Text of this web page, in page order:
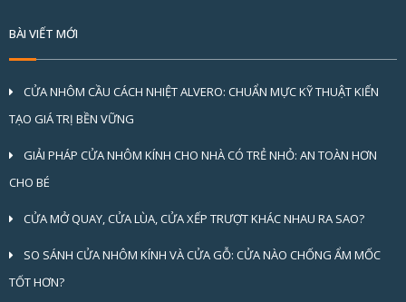
BÀI VIẾT MỚI
CỬA NHÔM CẦU CÁCH NHIỆT ALVERO: CHUẨN MỰC KỸ THUẬT KIẾN
TẠO GIÁ TRỊ BỀN VỮNG
GIẢI PHÁP CỬA NHÔM KÍNH CHO NHÀ CÓ TRẺ NHỎ: AN TOÀN HƠN
CHO BÉ
CỬA MỞ QUAY, CỬA LÙA, CỬA XẾP TRƯỢT KHÁC NHAU RA SAO?
SO SÁNH CỬA NHÔM KÍNH VÀ CỬA GỖ: CỬA NÀO CHỐNG ẨM MỐC
TỐT HƠN?